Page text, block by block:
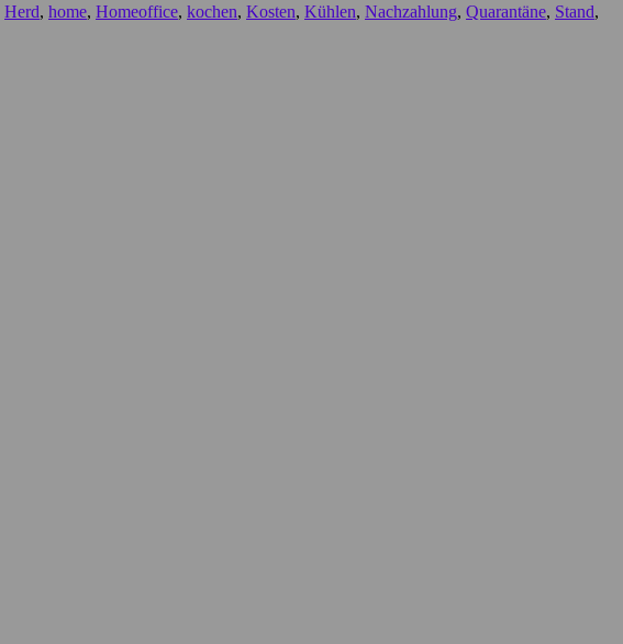
Herd, home, Homeoffice, kochen, Kosten, Kühlen, Nachzahlung, Quarantäne, Stand,